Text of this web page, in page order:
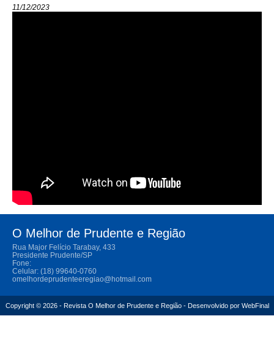
11/12/2023
O Melhor de Prudente e Região
Rua Major Felício Tarabay, 433
Presidente Prudente/SP
Fone:
Celular: (18) 99640-0760
omelhordeprudenteeregiao@hotmail.com
Copyright © 2026 - Revista O Melhor de Prudente e Região - Desenvolvido por WebFinal